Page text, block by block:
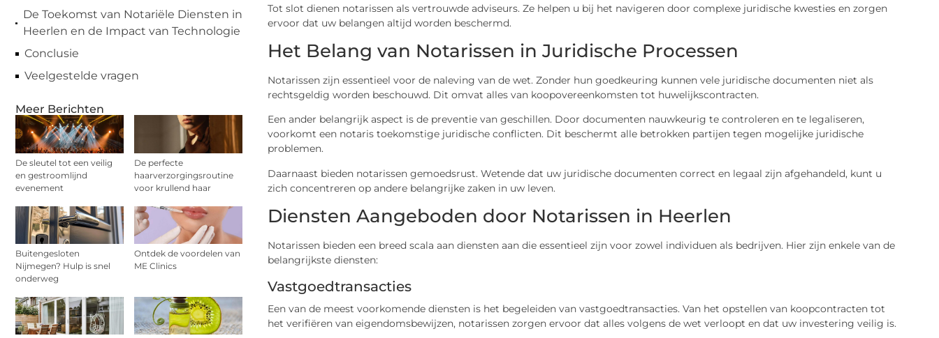
De Toekomst van Notariële Diensten in
Heerlen en de Impact van Technologie
Conclusie
Veelgestelde vragen
Meer Berichten
De sleutel tot een veilig
en gestroomlijnd
evenement
De perfecte
haarverzorgingsroutine
voor krullend haar
Buitengesloten
Nijmegen? Hulp is snel
onderweg
Ontdek de voordelen van
ME Clinics
Tot slot dienen notarissen als vertrouwde adviseurs. Ze helpen u bij het navigeren door complexe juridische kwesties en zorgen
ervoor dat uw belangen altijd worden beschermd.
Het Belang van Notarissen in Juridische Processen
Notarissen zijn essentieel voor de naleving van de wet. Zonder hun goedkeuring kunnen vele juridische documenten niet als
rechtsgeldig worden beschouwd. Dit omvat alles van koopovereenkomsten tot huwelijkscontracten.
Een ander belangrijk aspect is de preventie van geschillen. Door documenten nauwkeurig te controleren en te legaliseren,
voorkomt een notaris toekomstige juridische conflicten. Dit beschermt alle betrokken partijen tegen mogelijke juridische
problemen.
Daarnaast bieden notarissen gemoedsrust. Wetende dat uw juridische documenten correct en legaal zijn afgehandeld, kunt u
zich concentreren op andere belangrijke zaken in uw leven.
Diensten Aangeboden door Notarissen in Heerlen
Notarissen bieden een breed scala aan diensten aan die essentieel zijn voor zowel individuen als bedrijven. Hier zijn enkele van de
belangrijkste diensten:
Vastgoedtransacties
Een van de meest voorkomende diensten is het begeleiden van vastgoedtransacties. Van het opstellen van koopcontracten tot
het verifiëren van eigendomsbewijzen, notarissen zorgen ervoor dat alles volgens de wet verloopt en dat uw investering veilig is.